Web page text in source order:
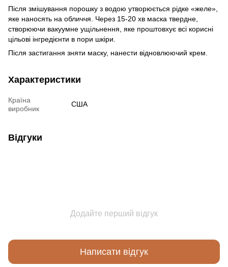
Після змішування порошку з водою утворюється рідке «желе»,
яке наносять на обличчя. Через 15-20 хв маска твердне,
створюючи вакуумне ущільнення, яке проштовхує всі корисні
цільові інгредієнти в пори шкіри.
Після застигання зняти маску, нанести відновлюючий крем.
Характеристики
Країна
виробник
США
Відгуки
Додайте перший відгук
Написати відгук